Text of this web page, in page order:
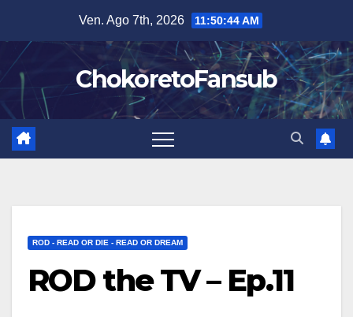
contenuto
Ven. Ago 7th, 2026 11:50:45 AM
ChokoretoFansub
ROD - READ OR DIE - READ OR DREAM
ROD the TV – Ep.11